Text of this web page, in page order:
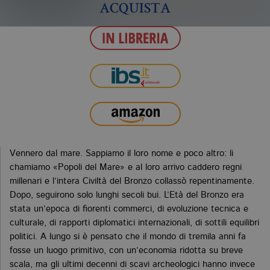
ACQUISTA
Vennero dal mare. Sappiamo il loro nome e poco altro: li
chamiamo «Popoli del Mare» e al loro arrivo caddero regni
millenari e l’intera Civiltà del Bronzo collassò repentinamente.
Dopo, seguirono solo lunghi secoli bui. L’Età del Bronzo era
stata un’epoca di fiorenti commerci, di evoluzione tecnica e
culturale, di rapporti diplomatici internazionali, di sottili equilibri
politici. A lungo si è pensato che il mondo di tremila anni fa
fosse un luogo primitivo, con un’economia ridotta su breve
scala, ma gli ultimi decenni di scavi archeologici hanno invece